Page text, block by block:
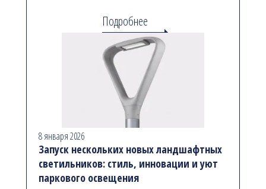
Подробнее
8 января 2026
Запуск нескольких новых ландшафтных
светильников: стиль, инновации и уют
паркового освещения